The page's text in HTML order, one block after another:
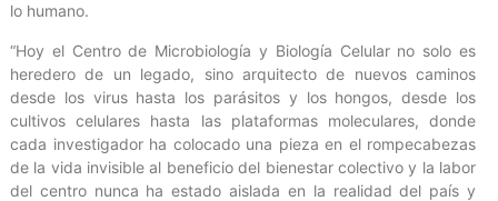
lo humano.
“Hoy el Centro de Microbiología y Biología Celular no solo es
heredero de un legado, sino arquitecto de nuevos caminos
desde los virus hasta los parásitos y los hongos, desde los
cultivos celulares hasta las plataformas moleculares, donde
cada investigador ha colocado una pieza en el rompecabezas
de la vida invisible al beneficio del bienestar colectivo y la labor
del centro nunca ha estado aislada en la realidad del país y